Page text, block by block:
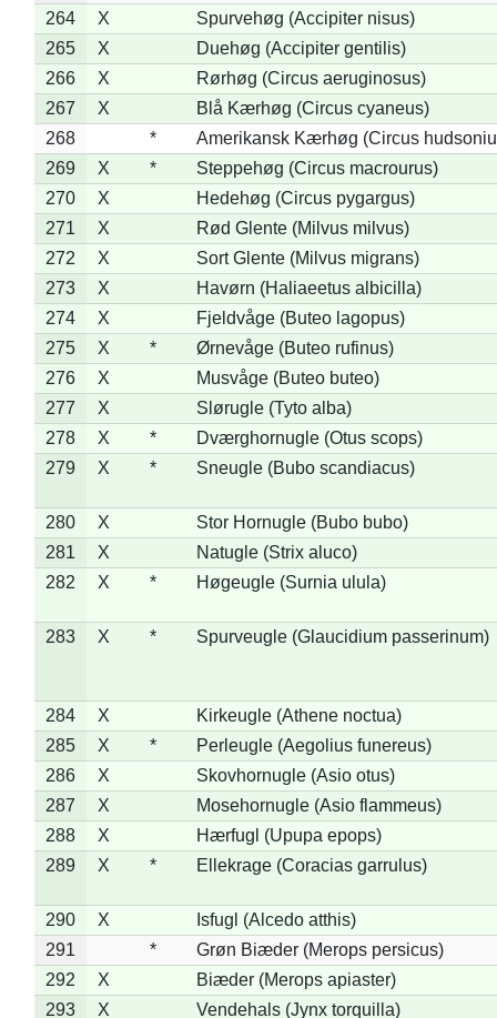
264
X
Spurvehøg (Accipiter nisus)
265
X
Duehøg (Accipiter gentilis)
266
X
Rørhøg (Circus aeruginosus)
267
X
Blå Kærhøg (Circus cyaneus)
268
*
Amerikansk Kærhøg (Circus
269
X *
Steppehøg (Circus macrourus)
270
X
Hedehøg (Circus pygargus)
271
X
Rød Glente (Milvus milvus)
272
X
Sort Glente (Milvus migrans)
273
X
Havørn (Haliaeetus albicilla)
274
X
Fjeldvåge (Buteo lagopus)
275
X *
Ørnevåge (Buteo rufinus)
276
X
Musvåge (Buteo buteo)
277
X
Slørugle (Tyto alba)
278
X *
Dværghornugle (Otus scops)
279
X * Sneugle (Bubo scandiacus)
280 X
Stor Hornugle (Bubo bubo)
281
X
Natugle (Strix aluco)
282
X * Høgeugle (Surnia ulula)
283 X * Spurveugle (Glaucidium passerinum)
284 X
Kirkeugle (Athene noctua)
285
X *
Perleugle (Aegolius funereus)
286
X
Skovhornugle (Asio otus)
287
X
Mosehornugle (Asio flammeus)
288
X
Hærfugl (Upupa epops)
289
X * Ellekrage (Coracias garrulus)
290 X
Isfugl (Alcedo atthis)
291
*
Grøn Biæder (Merops persicus)
292
X
Biæder (Merops apiaster)
293
X
Vendehals (Jynx torquilla)